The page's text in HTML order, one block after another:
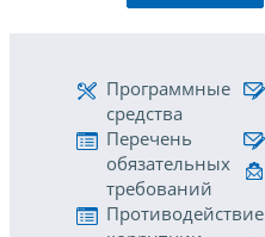
Программные
средства
Перечень
обязательных
требований
Противодействие